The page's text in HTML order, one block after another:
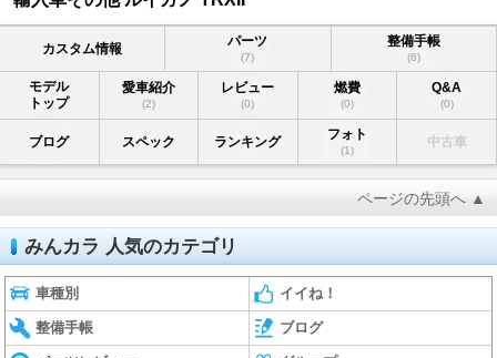
カスタム情報 パーツ
(7)
整備手帳
(6)
モデル
トップ
愛車紹介
(2)
レビュー
(0)
燃費
(0)
Q&A
(0)
ブログ スペック ランキング フォト
(1)
中古車
ページの先頭へ ▲
みんカラ 人気のカテゴリ
車種別 イイね！
整備手帳 ブログ